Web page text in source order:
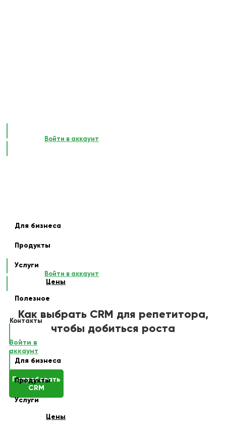
Войти в аккаунт
Для бизнеса
Продукты
Услуги
Цены
Полезное
Контакты
Войти в
аккаунт
Попробовать
CRM
Войти в аккаунт
Для бизнеса
Продукты
Услуги
Цены
Как выбрать CRM для репетитора,
чтобы добиться роста